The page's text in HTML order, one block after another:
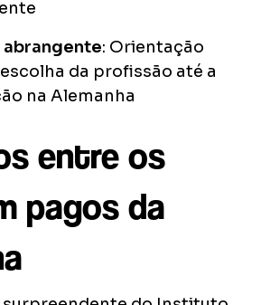
abrangente: Orientação
da profissão até a
na Alemanha
entre os
pagos da